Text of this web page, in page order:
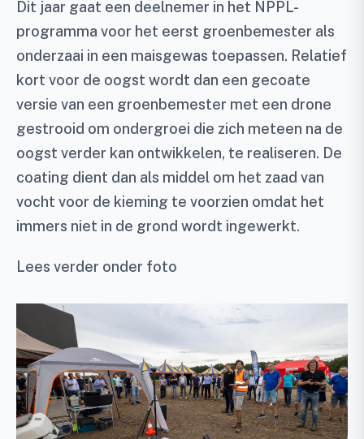
Dit jaar gaat een deelnemer in het NPPL-
programma voor het eerst groenbemester als
onderzaai in een maisgewas toepassen. Relatief
kort voor de oogst wordt dan een gecoate
versie van een groenbemester met een drone
gestrooid om ondergroei die zich meteen na de
oogst verder kan ontwikkelen, te realiseren. De
coating dient dan als middel om het zaad van
vocht voor de kieming te voorzien omdat het
immers niet in de grond wordt ingewerkt.
Lees verder onder foto